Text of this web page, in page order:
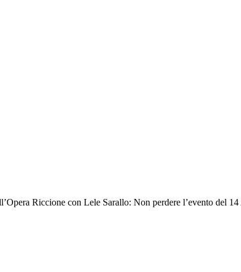
Riccione con Lele Sarallo: Non perdere l’evento del